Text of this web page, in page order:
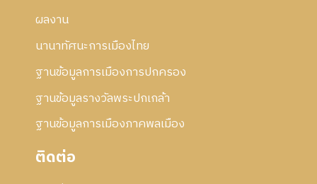
ผลงาน
นานาทัศนะการเมืองไทย
ฐานข้อมูลการเมืองการปกครอง
ฐานข้อมูลรางวัลพระปกเกล้า
ฐานข้อมูลการเมืองภาคพลเมือง
ติดต่อ